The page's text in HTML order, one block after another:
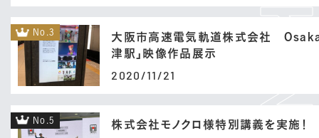
No.3
大阪市高速電気軌道株式会社
津駅」映像作品展示
2020/11/21
No.5 株式会社モノクロ様特別講義を実施！